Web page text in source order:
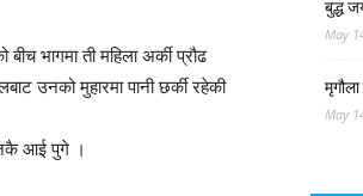
भागमा ती महिला अर्की प्रौढ
उनको मुहारमा पानी छर्की रहेकी
आई पुगे ।
बुद्ध
May
May